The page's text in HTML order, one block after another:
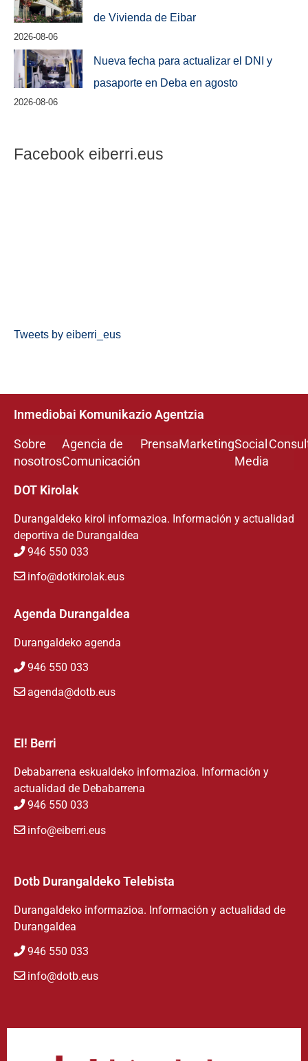
de Vivienda de Eibar
2026-08-06
Nueva fecha para actualizar el DNI y
pasaporte en Deba en agosto
2026-08-06
Facebook eiberri.eus
Tweets by eiberri_eus
Inmediobai Komunikazio Agentzia
Sobre
nosotros
Agencia de
Comunicación
PrensaMarketingSocial
Media
DOT Kirolak
Durangaldeko kirol informazioa. Información y actualidad
deportiva de Durangaldea
946 550 033
info@dotkirolak.eus
Agenda Durangaldea
Durangaldeko agenda
946 550 033
agenda@dotb.eus
EI! Berri
Debabarrena eskualdeko informazioa. Información y
actualidad de Debabarrena
946 550 033
info@eiberri.eus
Dotb Durangaldeko Telebista
Durangaldeko informazioa. Información y actualidad de
Durangaldea
946 550 033
info@dotb.eus